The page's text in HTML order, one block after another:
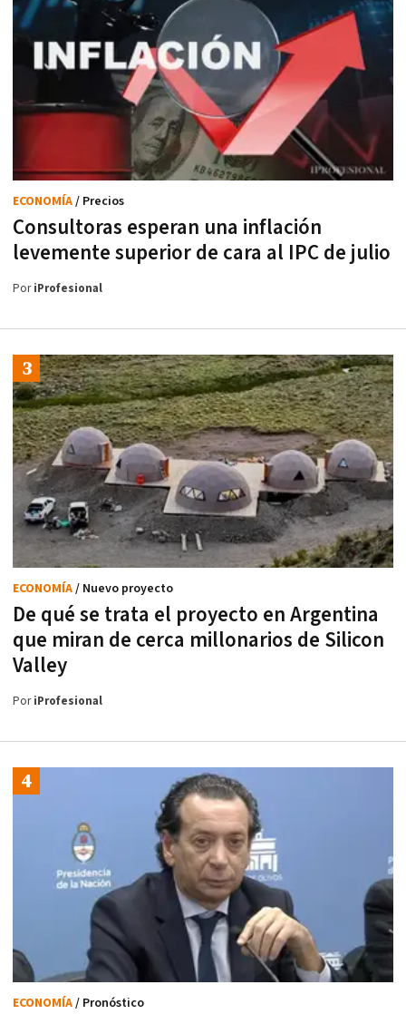
Consultoras esperan una inflación
levemente superior de cara al IPC de julio
ECONOMÍA/ Precios
PoriProfesional
De qué se trata el proyecto en Argentina
que miran de cerca millonarios de Silicon
Valley
ECONOMÍA/ Nuevo proyecto
PoriProfesional
ECONOMÍA/ Pronóstico